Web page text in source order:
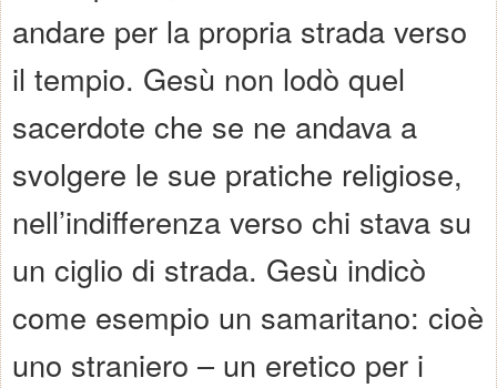
andare per la propria strada verso
il tempio. Gesù non lodò quel
sacerdote che se ne andava a
svolgere le sue pratiche religiose,
nell’indifferenza verso chi stava su
un ciglio di strada. Gesù indicò
come esempio un samaritano: cioè
uno straniero – un eretico per i